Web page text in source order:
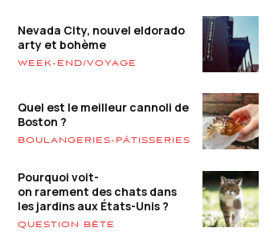
Nevada City, nouvel eldorado
arty et bohème
WEEK-END/VOYAGE
Quel est le meilleur cannoli de
Boston ?
BOULANGERIES-PÂTISSERIES
Pourquoi voit-
on rarement des chats dans
les jardins aux États-Unis ?
QUESTION BÊTE